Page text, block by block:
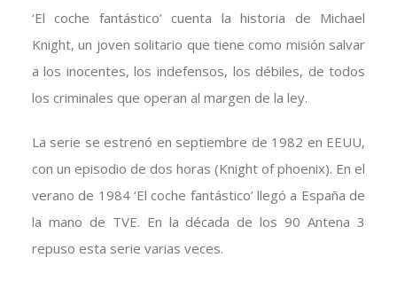
‘El coche fantástico’ cuenta la historia de Michael
Knight, un joven solitario que tiene como misión salvar
a los inocentes, los indefensos, los débiles, de todos
los criminales que operan al margen de la ley.
La serie se estrenó en septiembre de 1982 en EEUU,
con un episodio de dos horas (Knight of phoenix). En el
verano de 1984 ‘El coche fantástico’ llegó a España de
la mano de TVE. En la década de los 90 Antena 3
repuso esta serie varias veces.